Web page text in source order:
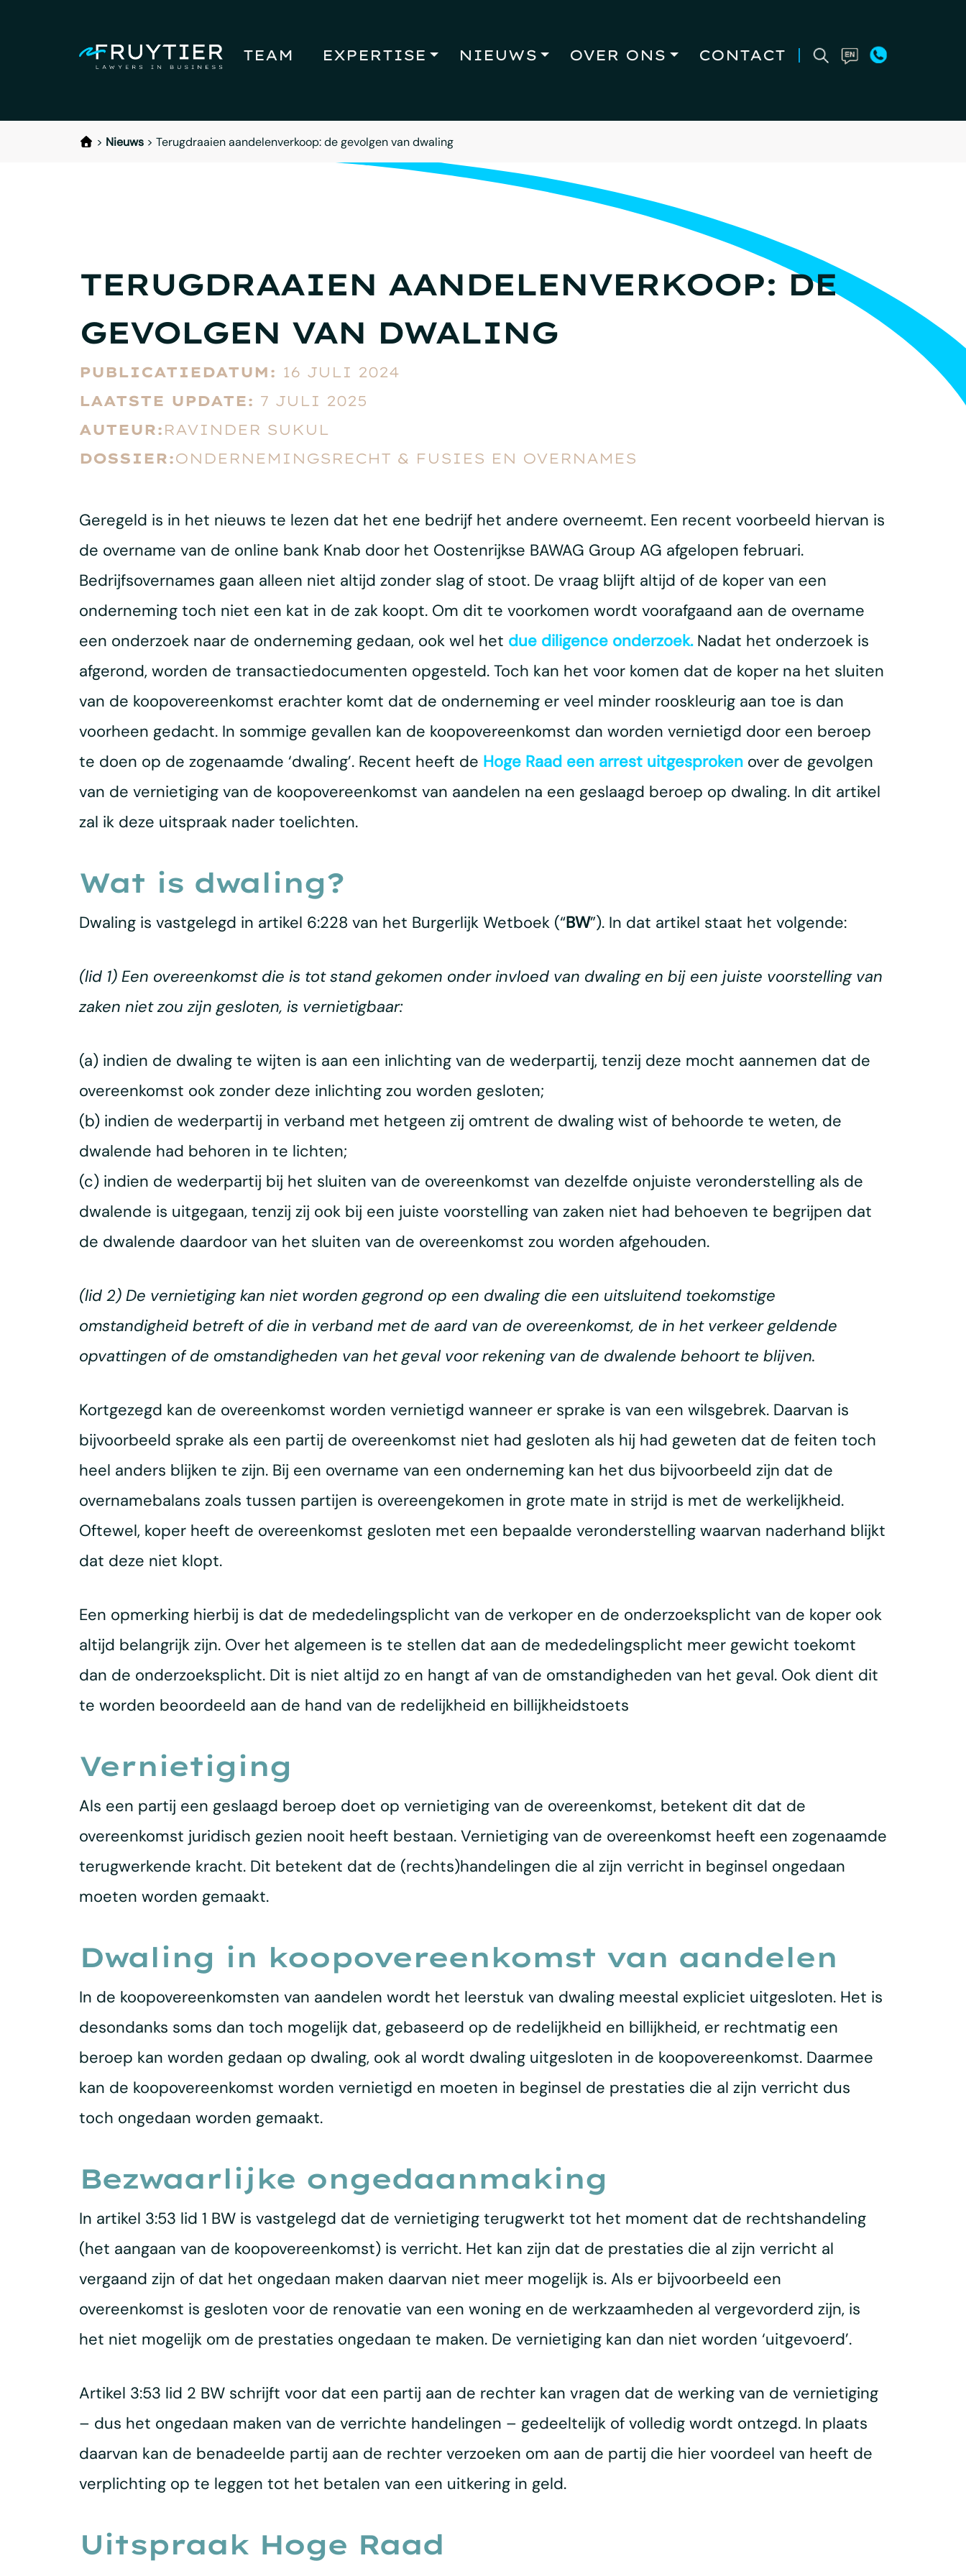
TEAM EXPERTISE NIEUWS OVER ONS CONTACT
> Nieuws> Terugdraaien aandelenverkoop: de gevolgen van dwaling
TERUGDRAAIEN AANDELENVERKOOP: DE
GEVOLGEN VAN DWALING
PUBLICATIEDATUM: 16 JULI 2024
LAATSTE UPDATE: 7 JULI 2025
AUTEUR: RAVINDER SUKUL
DOSSIER:ONDERNEMINGSRECHT & FUSIES EN OVERNAMES
Geregeld is in het nieuws te lezen dat het ene bedrijf het andere overneemt. Een recent voorbeeld hiervan is
de overname van de online bank Knab door het Oostenrijkse BAWAG Group AG afgelopen februari.
Bedrijfsovernames gaan alleen niet altijd zonder slag of stoot. De vraag blijft altijd of de koper van een
onderneming toch niet een kat in de zak koopt. Om dit te voorkomen wordt voorafgaand aan de overname
een onderzoek naar de onderneming gedaan, ook wel het due diligence onderzoek.Nadat het onderzoek is
afgerond, worden de transactiedocumenten opgesteld. Toch kan het voor komen dat de koper na het sluiten
van de koopovereenkomst erachter komt dat de onderneming er veel minder rooskleurig aan toe is dan
voorheen gedacht. In sommige gevallen kan de koopovereenkomst dan worden vernietigd door een beroep
te doen op de zogenaamde ‘dwaling’. Recent heeft de Hoge Raad een arrest uitgesprokenover de gevolgen
van de vernietiging van de koopovereenkomst van aandelen na een geslaagd beroep op dwaling. In dit artikel
zal ik deze uitspraak nader toelichten.
Wat is dwaling?
Dwaling is vastgelegd in artikel 6:228 van het Burgerlijk Wetboek (“BW”). In dat artikel staat het volgende:
(lid 1) Een overeenkomst die is tot stand gekomen onder invloed van dwaling en bij een juiste voorstelling van
zaken niet zou zijn gesloten, is vernietigbaar:
(a) indien de dwaling te wijten is aan een inlichting van de wederpartij, tenzij deze mocht aannemen dat de
overeenkomst ook zonder deze inlichting zou worden gesloten;
(b) indien de wederpartij in verband met hetgeen zij omtrent de dwaling wist of behoorde te weten, de
dwalende had behoren in te lichten;
(c) indien de wederpartij bij het sluiten van de overeenkomst van dezelfde onjuiste veronderstelling als de
dwalende is uitgegaan, tenzij zij ook bij een juiste voorstelling van zaken niet had behoeven te begrijpen dat
de dwalende daardoor van het sluiten van de overeenkomst zou worden afgehouden.
(lid 2) De vernietiging kan niet worden gegrond op een dwaling die een uitsluitend toekomstige
omstandigheid betreft of die in verband met de aard van de overeenkomst, de in het verkeer geldende
opvattingen of de omstandigheden van het geval voor rekening van de dwalende behoort te blijven.
Kortgezegd kan de overeenkomst worden vernietigd wanneer er sprake is van een wilsgebrek. Daarvan is
bijvoorbeeld sprake als een partij de overeenkomst niet had gesloten als hij had geweten dat de feiten toch
heel anders blijken te zijn. Bij een overname van een onderneming kan het dus bijvoorbeeld zijn dat de
overnamebalans zoals tussen partijen is overeengekomen in grote mate in strijd is met de werkelijkheid.
Oftewel, koper heeft de overeenkomst gesloten met een bepaalde veronderstelling waarvan naderhand blijkt
dat deze niet klopt.
Een opmerking hierbij is dat de mededelingsplicht van de verkoper en de onderzoeksplicht van de koper ook
altijd belangrijk zijn. Over het algemeen is te stellen dat aan de mededelingsplicht meer gewicht toekomt
dan de onderzoeksplicht. Dit is niet altijd zo en hangt af van de omstandigheden van het geval. Ook dient dit
te worden beoordeeld aan de hand van de redelijkheid en billijkheidstoets
Vernietiging
Als een partij een geslaagd beroep doet op vernietiging van de overeenkomst, betekent dit dat de
overeenkomst juridisch gezien nooit heeft bestaan. Vernietiging van de overeenkomst heeft een zogenaamde
terugwerkende kracht. Dit betekent dat de (rechts)handelingen die al zijn verricht in beginsel ongedaan
moeten worden gemaakt.
Dwaling in koopovereenkomst van aandelen
In de koopovereenkomsten van aandelen wordt het leerstuk van dwaling meestal expliciet uitgesloten. Het is
desondanks soms dan toch mogelijk dat, gebaseerd op de redelijkheid en billijkheid, er rechtmatig een
beroep kan worden gedaan op dwaling, ook al wordt dwaling uitgesloten in de koopovereenkomst. Daarmee
kan de koopovereenkomst worden vernietigd en moeten in beginsel de prestaties die al zijn verricht dus
toch ongedaan worden gemaakt.
Bezwaarlijke ongedaanmaking
In artikel 3:53 lid 1 BW is vastgelegd dat de vernietiging terugwerkt tot het moment dat de rechtshandeling
(het aangaan van de koopovereenkomst) is verricht. Het kan zijn dat de prestaties die al zijn verricht al
vergaand zijn of dat het ongedaan maken daarvan niet meer mogelijk is. Als er bijvoorbeeld een
overeenkomst is gesloten voor de renovatie van een woning en de werkzaamheden al vergevorderd zijn, is
het niet mogelijk om de prestaties ongedaan te maken. De vernietiging kan dan niet worden ‘uitgevoerd’.
Artikel 3:53 lid 2 BW schrijft voor dat een partij aan de rechter kan vragen dat de werking van de vernietiging
– dus het ongedaan maken van de verrichte handelingen – gedeeltelijk of volledig wordt ontzegd. In plaats
daarvan kan de benadeelde partij aan de rechter verzoeken om aan de partij die hier voordeel van heeft de
verplichting op te leggen tot het betalen van een uitkering in geld.
Uitspraak Hoge Raad